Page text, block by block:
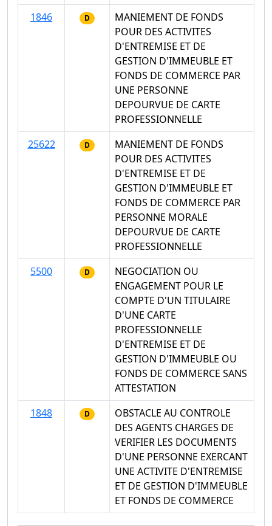
1846
D
MANIEMENT DE FONDS
POUR DES ACTIVITES
D'ENTREMISE ET DE
GESTION D'IMMEUBLE ET
FONDS DE COMMERCE PAR
UNE PERSONNE
DEPOURVUE DE CARTE
PROFESSIONNELLE
25622
D
MANIEMENT DE FONDS
POUR DES ACTIVITES
D'ENTREMISE ET DE
GESTION D'IMMEUBLE ET
FONDS DE COMMERCE PAR
PERSONNE MORALE
DEPOURVUE DE CARTE
PROFESSIONNELLE
5500
D
NEGOCIATION OU
ENGAGEMENT POUR LE
COMPTE D'UN TITULAIRE
D'UNE CARTE
PROFESSIONNELLE
D'ENTREMISE ET DE
GESTION D'IMMEUBLE OU
FONDS DE COMMERCE SANS
ATTESTATION
1848
D
OBSTACLE AU CONTROLE
DES AGENTS CHARGES DE
VERIFIER LES DOCUMENTS
D'UNE PERSONNE EXERCANT
UNE ACTIVITE D'ENTREMISE
ET DE GESTION D'IMMEUBLE
ET FONDS DE COMMERCE